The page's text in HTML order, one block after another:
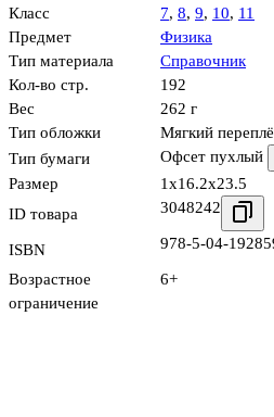
Класс
7, 8, 9, 10, 11
Предмет
Физика
Тип материала
Справочник
Кол-во стр.
192
Вес
262 г
Тип обложки
Мягкий
Тип бумаги
Офсет пухлый
Размер
1x16.2x23.5
ID товара
3048242
ISBN 978-5-04-
Возрастное
ограничение
6+